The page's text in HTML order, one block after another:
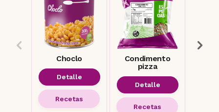
Choclo
Detalle
Recetas
Condimento
pizza
Detalle
Recetas